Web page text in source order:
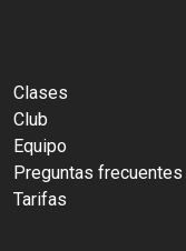
Clases
Club
Equipo
Preguntas frecuentes
Tarifas